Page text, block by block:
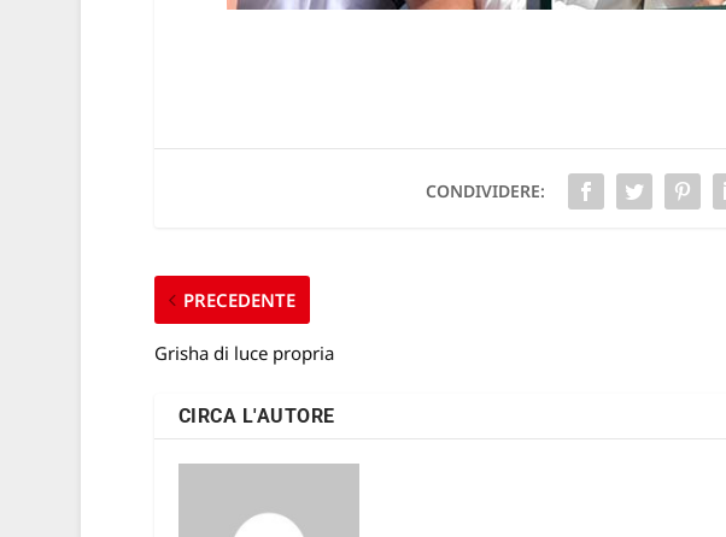
CONDIVIDERE:
PRECEDENTE
Grisha di luce propria
CIRCA L'AUTORE